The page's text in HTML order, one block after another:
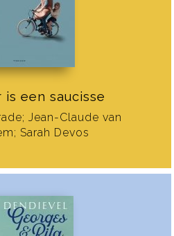
is een saucisse
Jean-Claude van
Sarah Devos